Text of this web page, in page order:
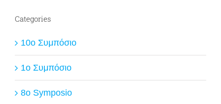
Categories
10ο Συμπόσιο
1ο Συμπόσιο
8o Symposio